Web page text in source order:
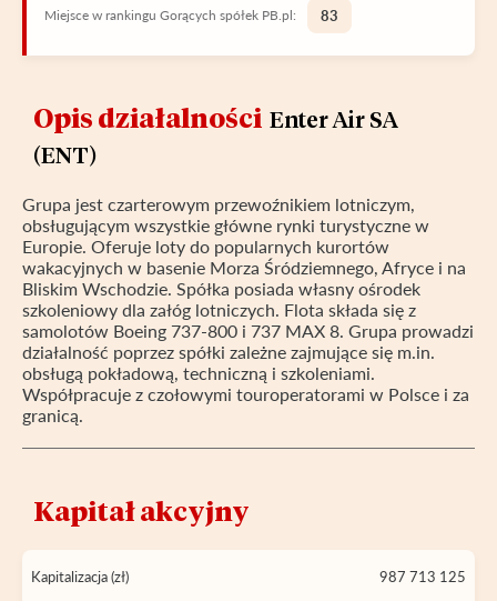
Miejsce w rankingu Gorących spółek PB.pl: 83
Opis działalności Enter Air SA
(ENT)
Grupa jest czarterowym przewoźnikiem lotniczym,
obsługującym wszystkie główne rynki turystyczne w
Europie. Oferuje loty do popularnych kurortów
wakacyjnych w basenie Morza Śródziemnego, Afryce i na
Bliskim Wschodzie. Spółka posiada własny ośrodek
szkoleniowy dla załóg lotniczych. Flota składa się z
samolotów Boeing 737-800 i 737 MAX 8. Grupa prowadzi
działalność poprzez spółki zależne zajmujące się m.in.
obsługą pokładową, techniczną i szkoleniami.
Współpracuje z czołowymi touroperatorami w Polsce i za
granicą.
Kapitał akcyjny
Kapitalizacja (zł) 987 713 125